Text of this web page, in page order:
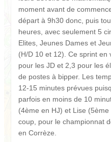
moment avant de
départ à 9h30 donc, puis
heures, avec seulement 5
Elites, Jeunes Dames et
(H/D 10 et 12). Ce sprint en
pour les JD et 2,3 pour les
de postes à bipper. Les
12-15 minutes prévues
parfois en moins de 10
(4ème en HJ) et Lise
coup, pour le championnat
en Corrèze.